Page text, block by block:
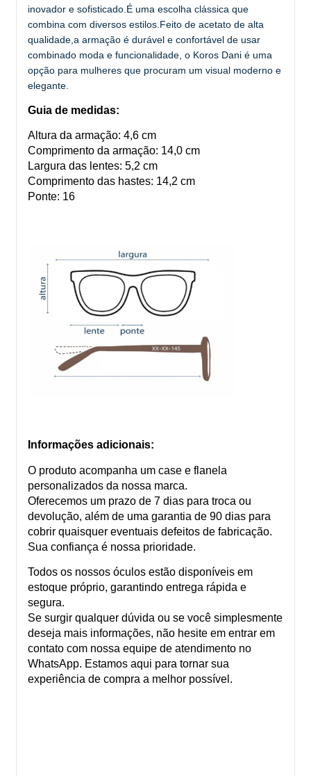
inovador e sofisticado.É uma escolha clássica que
combina com diversos estilos.Feito de acetato de alta
qualidade,a armação é durável e confortável de usar
combinado moda e funcionalidade, o Koros Dani é uma
opção para mulheres que procuram um visual moderno e
elegante.
Guia de medidas:
Altura da armação: 4,6 cm
Comprimento da armação: 14,0 cm
Largura das lentes: 5,2 cm
Comprimento das hastes: 14,2 cm
Ponte: 16
Informações adicionais:
O produto acompanha um case e flanela
personalizados da nossa marca.
Oferecemos um prazo de 7 dias para troca ou
devolução, além de uma garantia de 90 dias para
cobrir quaisquer eventuais defeitos de fabricação.
Sua confiança é nossa prioridade.
Todos os nossos óculos estão disponíveis em
estoque próprio, garantindo entrega rápida e
segura.
Se surgir qualquer dúvida ou se você simplesmente
deseja mais informações, não hesite em entrar em
contato com nossa equipe de atendimento no
WhatsApp. Estamos aqui para tornar sua
experiência de compra a melhor possível.